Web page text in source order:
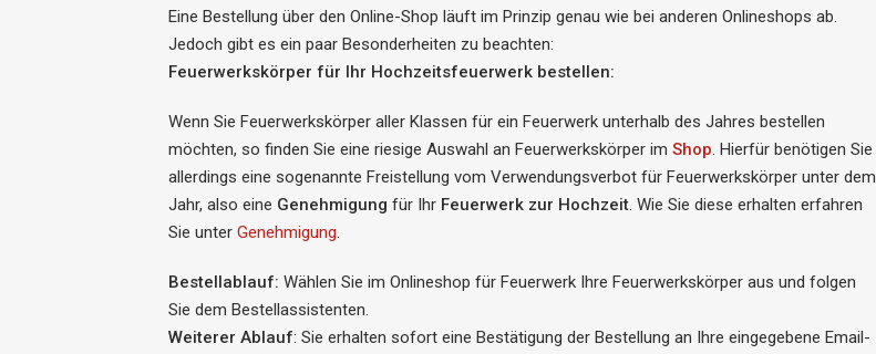
Eine Bestellung über den Online-Shop läuft im Prinzip genau wie bei anderen Onlineshops ab.
Jedoch gibt es ein paar Besonderheiten zu beachten:
Feuerwerkskörper für Ihr Hochzeitsfeuerwerk bestellen:
Wenn Sie Feuerwerkskörper aller Klassen für ein Feuerwerk unterhalb des Jahres bestellen
möchten, so finden Sie eine riesige Auswahl an Feuerwerkskörper im Shop. Hierfür benötigen Sie
allerdings eine sogenannte Freistellung vom Verwendungsverbot für Feuerwerkskörper unter dem
Jahr, also eine Genehmigung für Ihr Feuerwerk zur Hochzeit. Wie Sie diese erhalten erfahren
Sie unter Genehmigung.
Bestellablauf: Wählen Sie im Onlineshop für Feuerwerk Ihre Feuerwerkskörper aus und folgen
Sie dem Bestellassistenten.
Weiterer Ablauf: Sie erhalten sofort eine Bestätigung der Bestellung an Ihre eingegebene Email-